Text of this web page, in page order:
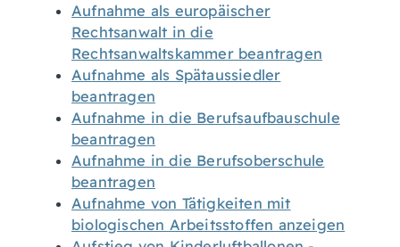
Aufnahme als europäischer
Rechtsanwalt in die
Rechtsanwaltskammer beantragen
Aufnahme als Spätaussiedler
beantragen
Aufnahme in die Berufsaufbauschule
beantragen
Aufnahme in die Berufsoberschule
beantragen
Aufnahme von Tätigkeiten mit
biologischen Arbeitsstoffen anzeigen